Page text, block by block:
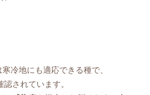
冷地にも適応できる種で、
されています。